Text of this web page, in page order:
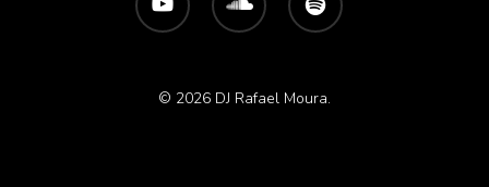
© 2026 DJ Rafael Moura.